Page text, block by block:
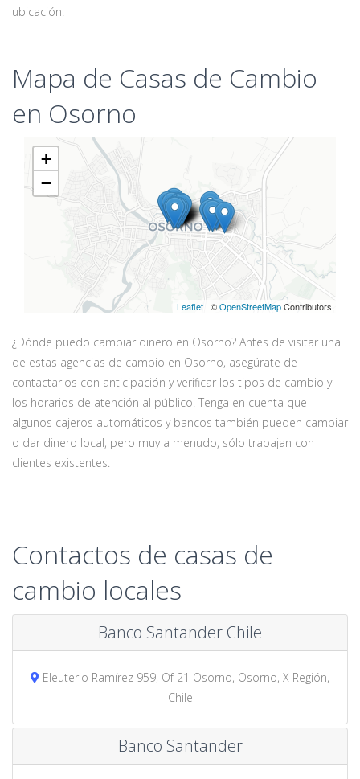
ubicación.
Mapa de Casas de Cambio
en Osorno
+
−
Leaflet | ©OpenStreetMapContributors
¿Dónde puedo cambiar dinero en Osorno? Antes de visitar una
de estas agencias de cambio en Osorno, asegúrate de
contactarlos con anticipación y verificar los tipos de cambio y
los horarios de atención al público. Tenga en cuenta que
algunos cajeros automáticos y bancos también pueden cambiar
o dar dinero local, pero muy a menudo, sólo trabajan con
clientes existentes.
Contactos de casas de
cambio locales
Banco Santander Chile
Eleuterio Ramírez 959, Of 21 Osorno, Osorno, X Región,
Chile
Banco Santander